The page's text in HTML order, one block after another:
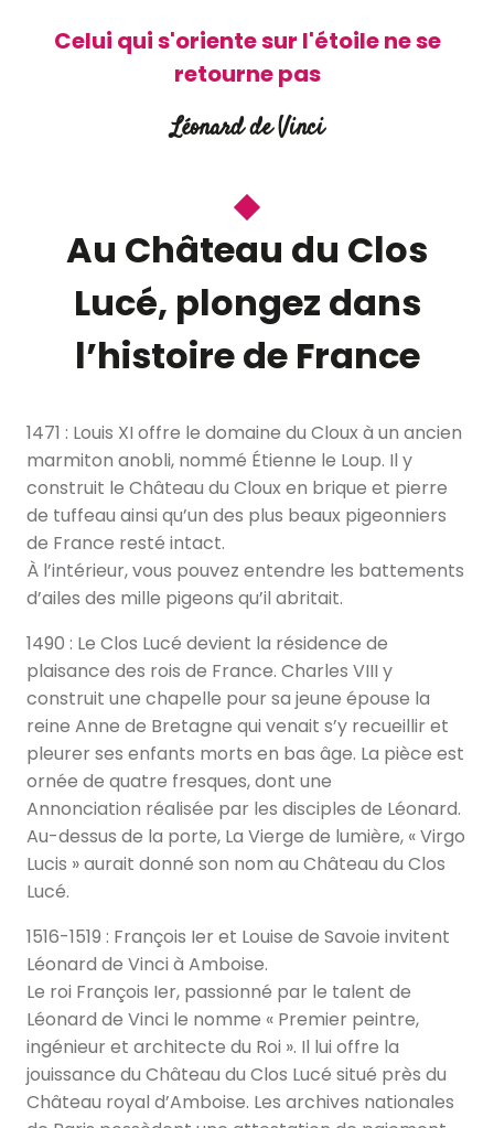
Celui qui s'oriente sur l'étoile ne se
retourne pas
Léonard de Vinci
Au Château du Clos
Lucé, plongez dans
l’histoire de France
1471 : Louis XI offre le domaine du Cloux à un ancien
marmiton anobli, nommé Étienne le Loup. Il y
construit le Château du Cloux en brique et pierre
de tuffeau ainsi qu’un des plus beaux pigeonniers
de France resté intact.
À l’intérieur, vous pouvez entendre les battements
d’ailes des mille pigeons qu’il abritait.
1490 : Le Clos Lucé devient la résidence de
plaisance des rois de France. Charles VIII y
construit une chapelle pour sa jeune épouse la
reine Anne de Bretagne qui venait s’y recueillir et
pleurer ses enfants morts en bas âge. La pièce est
ornée de quatre fresques, dont une
Annonciation réalisée par les disciples de Léonard.
Au-dessus de la porte, La Vierge de lumière, « Virgo
Lucis » aurait donné son nom au Château du Clos
Lucé.
1516-1519 : François Ier et Louise de Savoie invitent
Léonard de Vinci à Amboise.
Le roi François Ier, passionné par le talent de
Léonard de Vinci le nomme « Premier peintre,
ingénieur et architecte du Roi ». Il lui offre la
jouissance du Château du Clos Lucé situé près du
Château royal d’Amboise. Les archives nationales